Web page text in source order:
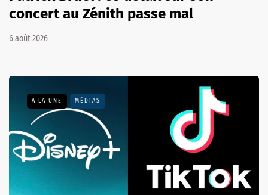
concert au Zénith passe mal
6 août 2026
A LA UNE MÉDIAS